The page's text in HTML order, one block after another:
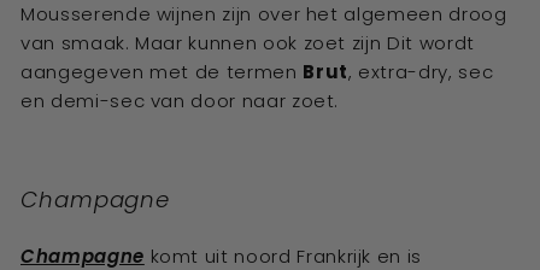
Mousserende wijnen zijn over het algemeen droog
van smaak. Maar kunnen ook zoet zijn Dit wordt
aangegeven met de termen Brut, extra-dry, sec
en demi-sec van door naar zoet.
Champagne
Champagne komt uit noord Frankrijk en is